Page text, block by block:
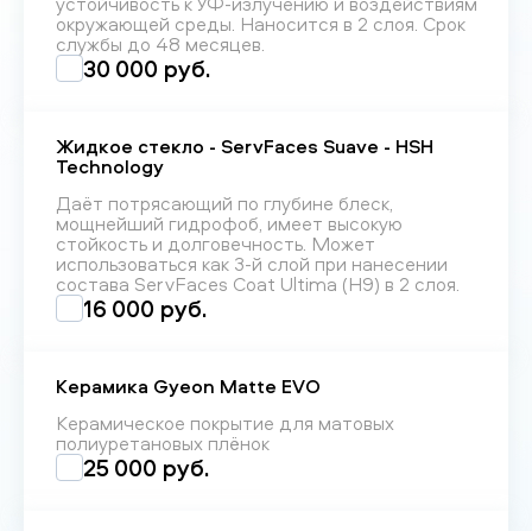
окружающей среды. Наносится в 2 слоя. Срок
службы до 48 месяцев.
30 000 руб.
Жидкое стекло - ServFaces Suave - HSH
Technology
Даёт потрясающий по глубине блеск,
мощнейший гидрофоб, имеет высокую
стойкость и долговечность. Может
использоваться как 3-й слой при нанесении
состава ServFaces Coat Ultima (H9) в 2 слоя.
16 000 руб.
Керамика Gyeon Matte EVO
Керамическое покрытие для матовых
полиуретановых плёнок
25 000 руб.